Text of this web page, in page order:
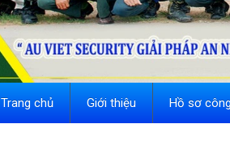
Trang chủ Giới thiệu Hồ sơ